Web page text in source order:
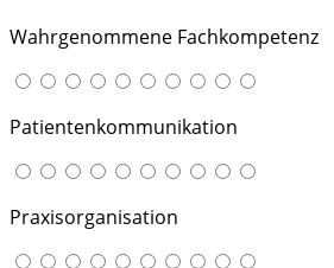
Wahrgenommene Fachkompetenz
Patientenkommunikation
Praxisorganisation